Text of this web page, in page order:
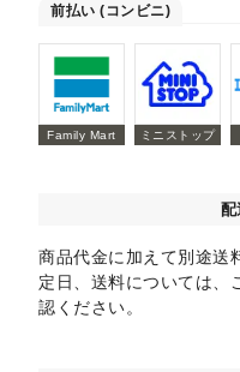
前払い (コンビニ)
Family Mart ミニストップ
配
商品代金に加えて別途送
定日、送料については、
認ください。